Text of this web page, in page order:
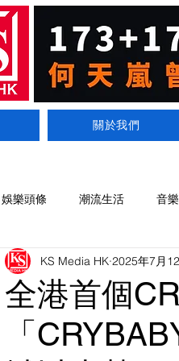
關於我們
娛樂頭條 潮流生活 音
全港首個
「
KS Media HK 2025年7月